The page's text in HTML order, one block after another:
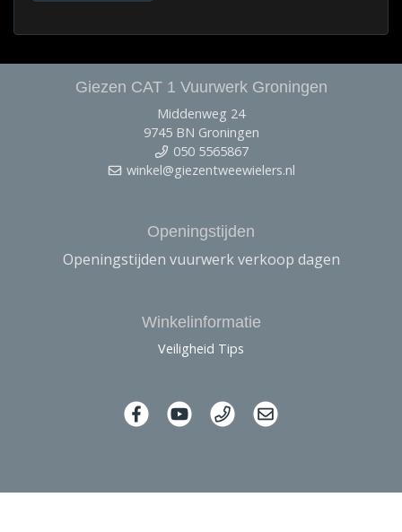
Giezen CAT 1 Vuurwerk Groningen
Middenweg 24
9745 BN Groningen
050 5565867
winkel@giezentweewielers.nl
Openingstijden
Openingstijden vuurwerk verkoop dagen
Winkelinformatie
Veiligheid Tips